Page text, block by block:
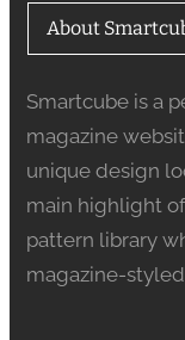
About
Smartcube is a
magazine
unique design
main highlight
pattern library
magazine-